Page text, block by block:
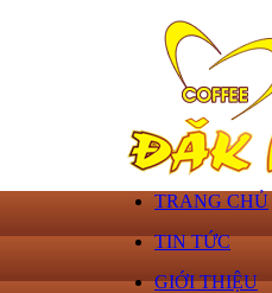
TRANG CHỦ
TIN TỨC
GIỚI THIỆU